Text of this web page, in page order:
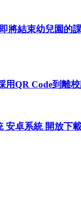
將結束幼兒園的
用QR Code到離
安卓系統 開放下